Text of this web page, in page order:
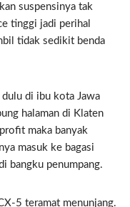
suspensinya tak
tinggi jadi perihal
tidak sedikit benda
di ibu kota Jawa
halaman di Klaten
maka banyak
masuk ke bagasi
bangku penumpang.
5 teramat menunjang.